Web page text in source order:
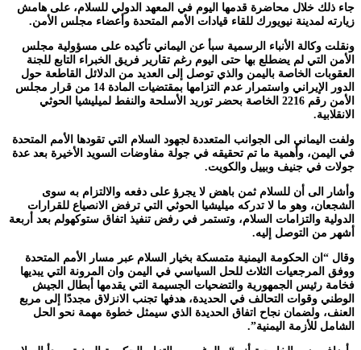
جاء ذلك خلال محاضرة قدمها اليوم في المعهد الدولي للسلام، على هامش
زيارته لمدينة نيويورك للقاء قيادات الأمم المتحدة وأعضاء مجلس الأمن.
ونقلت وكالة الأنباء الرسمية سبأ عن اليماني تأكيده على مسؤولية مجلس
الأمن التي لم يضطلع بها حتى اليوم رغم تقارير فريق الخبراء التابع للجنة
العقوبات الخاصة باليمن والذي توصل إلى العديد من الدلائل القاطعة حول
الدور الإيراني واستمرار عدم التزامها بمقتضيات المادة 14 من قرار مجلس
الأمن رقم 2216 الخاصة بحضر توريد الأسلحة والنفط لميليشيا الحوثي
الانقلابية.
ولفت اليماني الى الجوانب المتعددة لجهود السلام التي تقودها الأمم المتحدة
في اليمن، وأهمية ما تم تحقيقه في جولة مفاوضات السويد الأخيرة بعد عدة
جولات في جنيف وبييل والكويت.
وأشار الى أن للسلام ثمن باهض لا يجرؤ على دفعه والالتزام به سوى
الشجعان، وهو ما لا تدركه ميليشيا الحوثي التي ترفض الانصياع للقرارات
الدولية والتزامات السلام، وتستمر في رفض تنفيذ اتفاق ستوكهولم بعد أربعة
أشهر من التوصل إليه.
وقال “ان الحكومة اليمنية متمسكة بخيار السلام عبر مسار الأمم المتحدة
ووفق المرجعيات الثلاث للحل السياسي في اليمن وان المرونة التي يبديها
فخامة رئيس الجمهورية والتضحيات الجسيمة التي يقدمها أبطال الجيش
الوطني وقوات التحالف في الحديدة، هدفها تجنب الانزلاق مجددًا إلى مربع
العنف، ولضمان نجاح اتفاق الحديدة الذي سيمثل خطوة مهمة نحو الحل
الشامل للأزمة اليمنية”.